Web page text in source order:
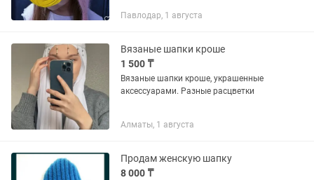
10000тг.
Павлодар, 1 августа
Вязаные шапки кроше
1 500 ₸
Вязаные шапки кроше, украшенные
аксессуарами. Разные расцветки
Алматы, 1 августа
Продам женскую шапку
8 000 ₸